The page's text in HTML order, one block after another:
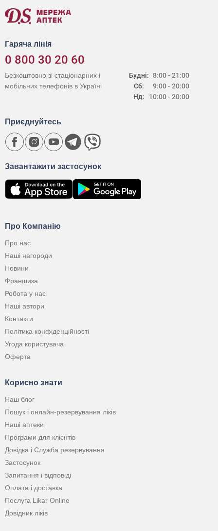
Гаряча лінія
0 800 30 20 60
Будні:
Сб:
Нд:
8:00 - 21:00
9:00 - 20:00
10:00 - 20:00
Безкоштовно зі стаціонарних і
мобільних телефонів в Україні
Про Компанію
Про нас
Наші нагороди
Новини
Франшиза
Робота у нас
Наші автори
Контакти
Політика конфіденційності
Угода користувача
Оферта
Корисно знати
Наш блог
Пошук і онлайн-резервування ліків
Наші аптеки
Програми для клієнтів
Довідка і Служба резервування
Застосунок
Запитання і відповіді
Оплата і доставка
Послуга Likar Online
Довідник ліків
Завантажити застосунок
Приєднуйтесь